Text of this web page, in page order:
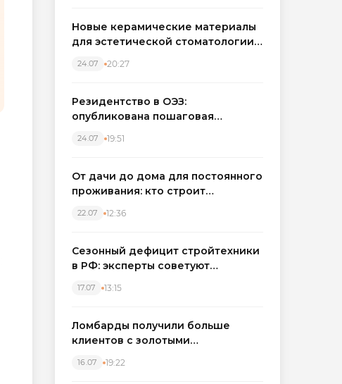
Новые керамические материалы
для эстетической стоматологии
24.07 20:27
Резидентство в ОЭЗ:
опубликована пошаговая
налоговых льгот для инвесторов
24.07 19:51
От дачи до дома для постоянного
проживания: кто строит
Западном регионе
22.07 12:36
Сезонный дефицит стройтехники
в РФ: эксперты советуют
17.07 13:15
Ломбарды получили больше
клиентов с золотыми
вырос на фоне подорожания
16.07 19:22